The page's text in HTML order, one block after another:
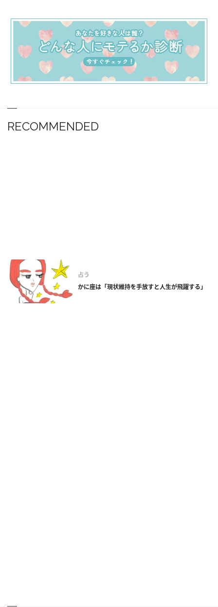
RECOMMENDED
占う
かに座は「現状維持を手放すと人生が飛躍する」